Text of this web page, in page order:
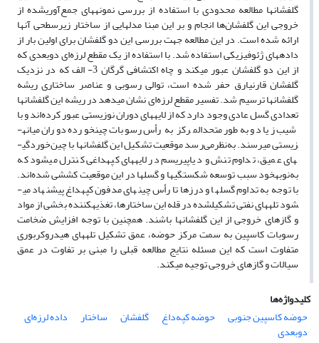
گلفشان­ها مطالعه محدودی با استفاده از بررسی نمونه­های جمع‌آوری­شده از
خروجی این گلفشان‌ها انجام و بر این مبنا مدل­هایی از ساختار زیرسطحی آنها
ارائه شده است. در این مطالعه جهت بررسی این دو گلفشان برای اولین بار از
داده­های ژئوفیزیکی استفاده شد. با استفاده از یک مقطع لرزه‌ای دوبعدی که
از این دو گلفشان عبور می­کند و چاه اکتشافی گرگان 3- الف که در نزدیک
گلفشان قارنیارق حفر شده است، توالی رسوبی و عناصر ساختاری ریشه
گلفشان­ها ترسیم شد. تفسیر مقطع لرزه‌ای نشان می­دهد در ریشه این گلفشان­ها
تعدادی گسل عادی وجود دارد که از لایه­های دوران نوزیستی عبور کرده‌اند و با
شیب زیاد و به‌طور متحدالمرکز به رأس رسوبات چین­خورده دوران میانه­
زیستی می­رسند. به‌نظرمی‌رسد موقعیت تشکیل این گلفشان­ها با چین‌خوردگی­
های عمیق، تداوم تنش و دیاپیریسم در لایه­های کپه­داغی کنترل می­شود که
به‌نوبه­خود سبب توسعه شکستگی­ها و گسل­ها در این موقعیت کششی شده‌اند.
با توجه به تداوم گسل­ها و درزها تا رأس چین­های مدفون کپه­داغ پیشنهاد می­
شود تله­های نفتی تشکیل­شده در قله این ساختارها، تغذیه­کننده بخشی از مواد
و گازهای خروجی از این گلفشان­ها باشند. همچنین با توجه افزایش ضخامت
رسوبات کاسپین به سمت مرکز حوضه، عمق تشکیل تله­های هیدروکربوری
متفاوت است که این مسئله نتایج مطالعه قبلی را مبنی بر تفاوت در عمق
سیالات و گازهای خروجی توجیه می­کند.
کلیدواژه‌ها
حوضه کاسپین جنوبی
حوضه کپه‌داغ گلفشان ساختار داده لرزه‌ای
دوبعدی